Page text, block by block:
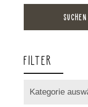
SUCHEN
FILTER